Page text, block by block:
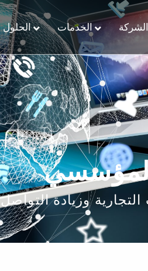
الخدمات الحلول
التجارية وزيادة التواصل